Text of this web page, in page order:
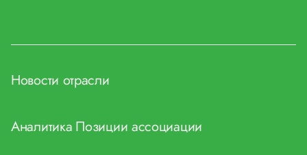
Новости отрасли
Аналитика Позиции ассоциации